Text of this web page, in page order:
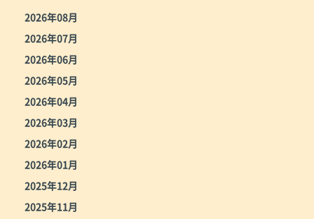
2026年08月
2026年07月
2026年06月
2026年05月
2026年04月
2026年03月
2026年02月
2026年01月
2025年12月
2025年11月